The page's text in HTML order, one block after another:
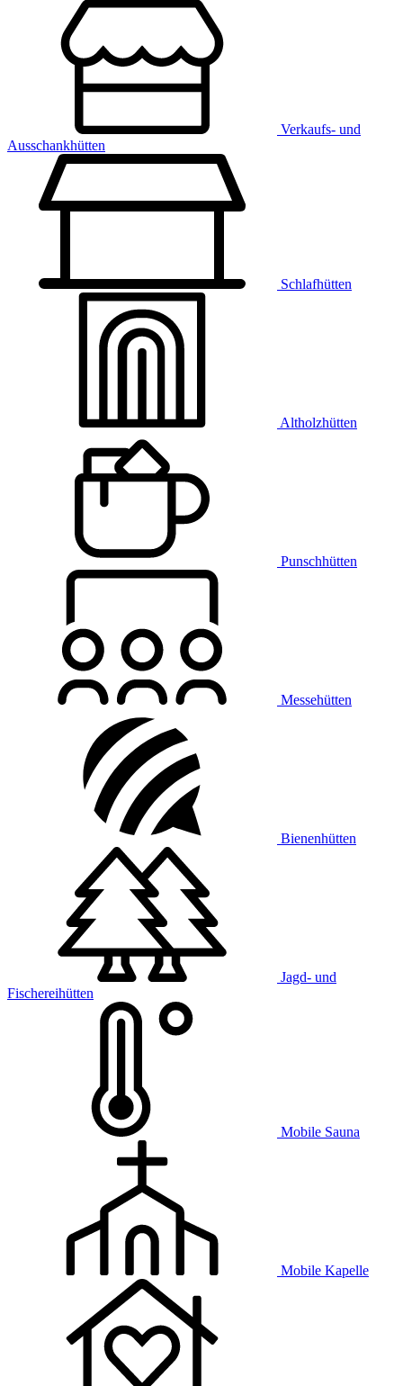
Verkaufs- und
Ausschankhütten
Schlafhütten
Altholzhütten
Punschhütten
Messehütten
Bienenhütten
Jagd- und
Fischereihütten
Mobile Sauna
Mobile Kapelle